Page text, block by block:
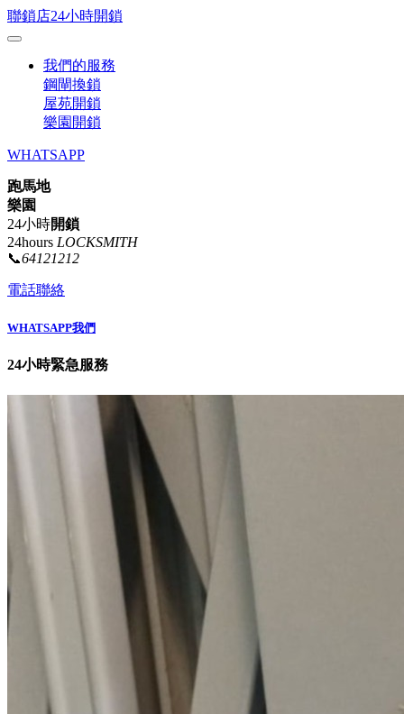
聯鎖店24小時開鎖
我們的服務
鋼閘換鎖
屋苑開鎖
樂園開鎖
WHATSAPP
跑馬地
樂園
24小時開鎖
24hours LOCKSMITH
📞64121212
電話聯絡
WHATSAPP我們
24小時緊急服務